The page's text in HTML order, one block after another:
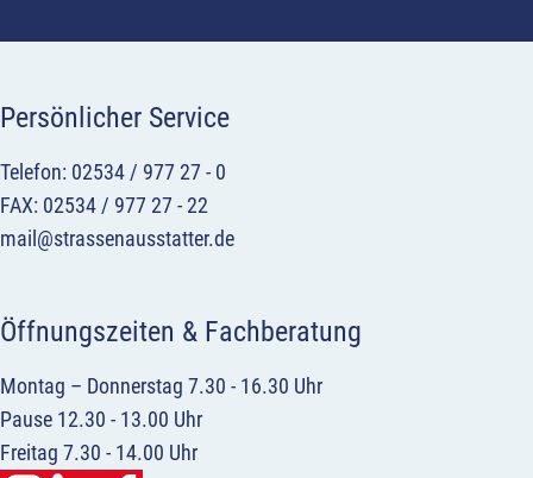
Persönlicher Service
Telefon: 02534 / 977 27 - 0
FAX: 02534 / 977 27 - 22
mail@strassenausstatter.de
Öffnungszeiten & Fachberatung
Montag – Donnerstag 7.30 - 16.30 Uhr
Pause 12.30 - 13.00 Uhr
Freitag 7.30 - 14.00 Uhr